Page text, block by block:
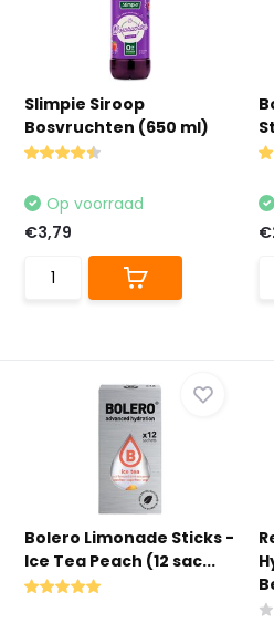
Slimpie Siroop
Bosvruchten (650 ml)
Op voorraad
€3,79
Bolero Limonade Sticks -
Ice Tea Peach (12 sac...